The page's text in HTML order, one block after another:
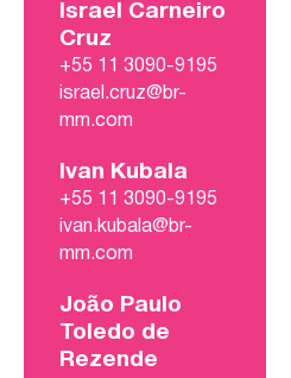
Israel Carneiro
Cruz
+55 11 3090-9195
israel.cruz@br-
mm.com
Ivan Kubala
+55 11 3090-9195
ivan.kubala@br-
mm.com
João Paulo
Toledo de
Rezende